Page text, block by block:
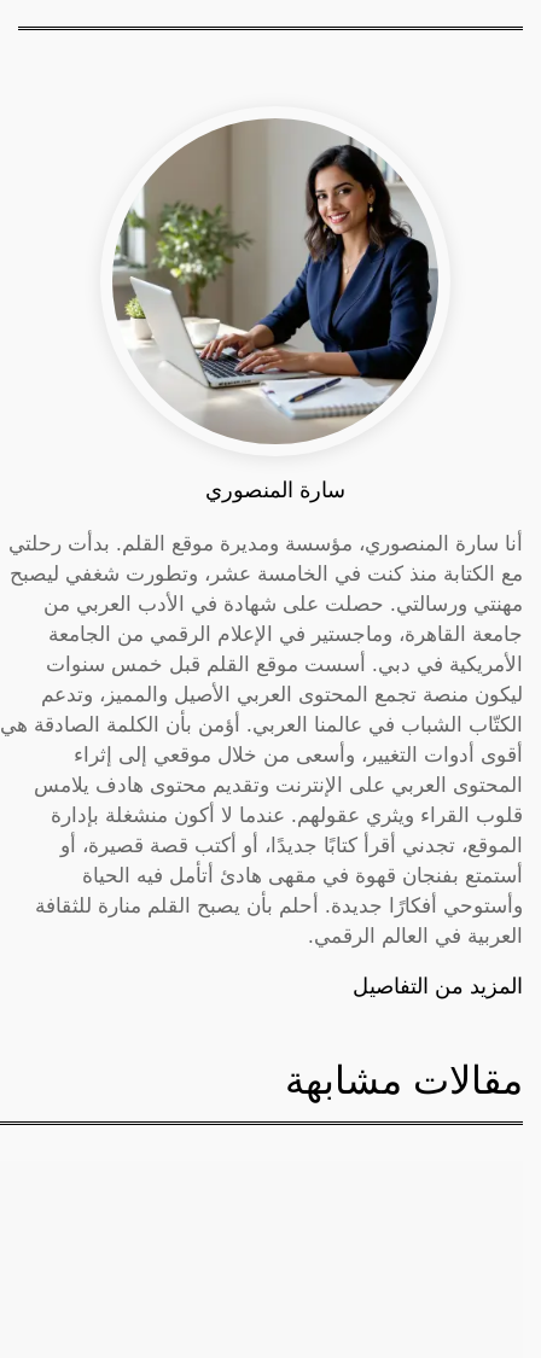
سارة المنصوري
أنا سارة المنصوري، مؤسسة ومديرة موقع القلم. بدأت رحلتي
مع الكتابة منذ كنت في الخامسة عشر، وتطورت شغفي ليصبح
مهنتي ورسالتي. حصلت على شهادة في الأدب العربي من
جامعة القاهرة، وماجستير في الإعلام الرقمي من الجامعة
الأمريكية في دبي. أسست موقع القلم قبل خمس سنوات
ليكون منصة تجمع المحتوى العربي الأصيل والمميز، وتدعم
الكتّاب الشباب في عالمنا العربي. أؤمن بأن الكلمة الصادقة هي
أقوى أدوات التغيير، وأسعى من خلال موقعي إلى إثراء
المحتوى العربي على الإنترنت وتقديم محتوى هادف يلامس
قلوب القراء ويثري عقولهم. عندما لا أكون منشغلة بإدارة
الموقع، تجدني أقرأ كتابًا جديدًا، أو أكتب قصة قصيرة، أو
أستمتع بفنجان قهوة في مقهى هادئ أتأمل فيه الحياة
وأستوحي أفكارًا جديدة. أحلم بأن يصبح القلم منارة للثقافة
العربية في العالم الرقمي.
المزيد من التفاصيل
مقالات مشابهة